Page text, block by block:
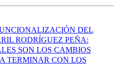
DEL
RODRÍGUEZ PEÑA:
SON LOS CAMBIOS
TERMINAR CON LOS